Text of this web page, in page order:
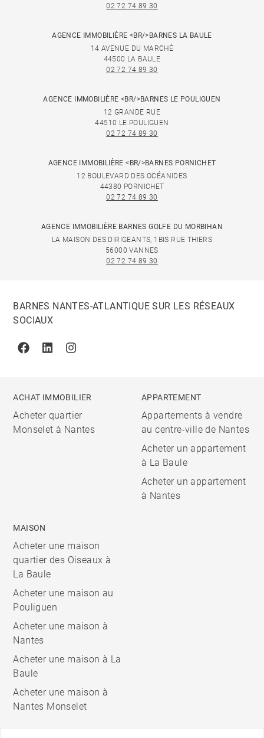
02 72 74 89 30
AGENCE IMMOBILIÈRE <BR/>BARNES LA BAULE
14 AVENUE DU MARCHÉ
44500 LA BAULE
02 72 74 89 30
AGENCE IMMOBILIÈRE <BR/>BARNES LE POULIGUEN
12 GRANDE RUE
44510 LE POULIGUEN
02 72 74 89 30
AGENCE IMMOBILIÈRE <BR/>BARNES PORNICHET
12 BOULEVARD DES OCÉANIDES
44380 PORNICHET
02 72 74 89 30
AGENCE IMMOBILIÈRE BARNES GOLFE DU MORBIHAN
LA MAISON DES DIRIGEANTS, 1BIS RUE THIERS
56000 VANNES
02 72 74 89 30
BARNES NANTES-ATLANTIQUE SUR LES RÉSEAUX
SOCIAUX
FacebookLinkedinInstagram
ACHAT IMMOBILIER
Acheter quartier
Monselet à Nantes
APPARTEMENT
Appartements à vendre
au centre-ville de Nantes
Acheter un appartement
à La Baule
Acheter un appartement
à Nantes
MAISON
Acheter une maison
quartier des Oiseaux à
La Baule
Acheter une maison au
Pouliguen
Acheter une maison à
Nantes
Acheter une maison à La
Baule
Acheter une maison à
Nantes Monselet